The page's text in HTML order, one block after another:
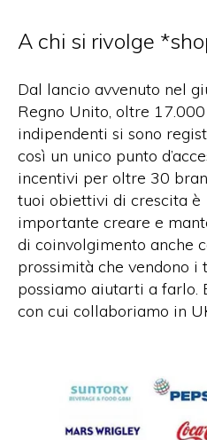
A chi si rivolge
Dal lancio avvenuto nel
Regno Unito, oltre
indipendenti si sono
così un unico punto
incentivi per oltre 30
tuoi obiettivi di crescita è
importante creare e
di coinvolgimento anche
prossimità che vendono i
possiamo aiutarti a farlo.
con cui collaboriamo in